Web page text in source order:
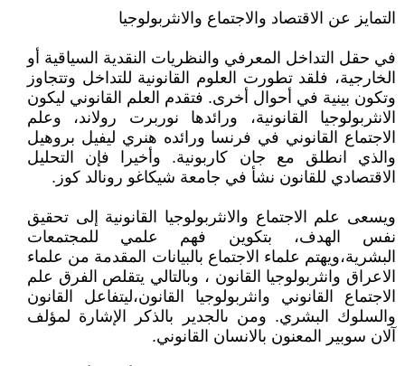
التمايز عن الاقتصاد والاجتماع والانثربولوجيا
في حقل التداخل المعرفي والنظريات النقدية السياقية أو
الخارجية، فلقد تطورت العلوم القانونية للتداخل وتتجاوز
وتكون بينية في أحوال أخرى. فتقدم العلم القانوني ليكون
الانثربولوجيا القانونية، ورائدها نوربرت رولاند، وعلم
الاجتماع القانوني في فرنسا ورائده هنري ليفيل بروهيل
والذي انطلق مع جان كاربونية. وأخيرا فإن التحليل
الاقتصادي للقانون نشأ في جامعة شيكاغو رونالد كوز.
ويسعى علم الاجتماع والانثربولوجيا القانونية إلى تحقيق
نفس الهدف، بتكوين فهم علمي للمجتمعات
البشرية،ويهتم علماء الاجتماع بالبيانات المقدمة من علماء
الاعراق وانثربولوجيا القانون ، وبالتالي يتقلص الفرق علم
الاجتماع القانوني وانثربولوجيا القانون،ليتفاعل القانون
والسلوك البشري. ومن ىالجدير بالذكر الإشارة لمؤلف
آلان سوبير المعنون بالانسان القانوني.